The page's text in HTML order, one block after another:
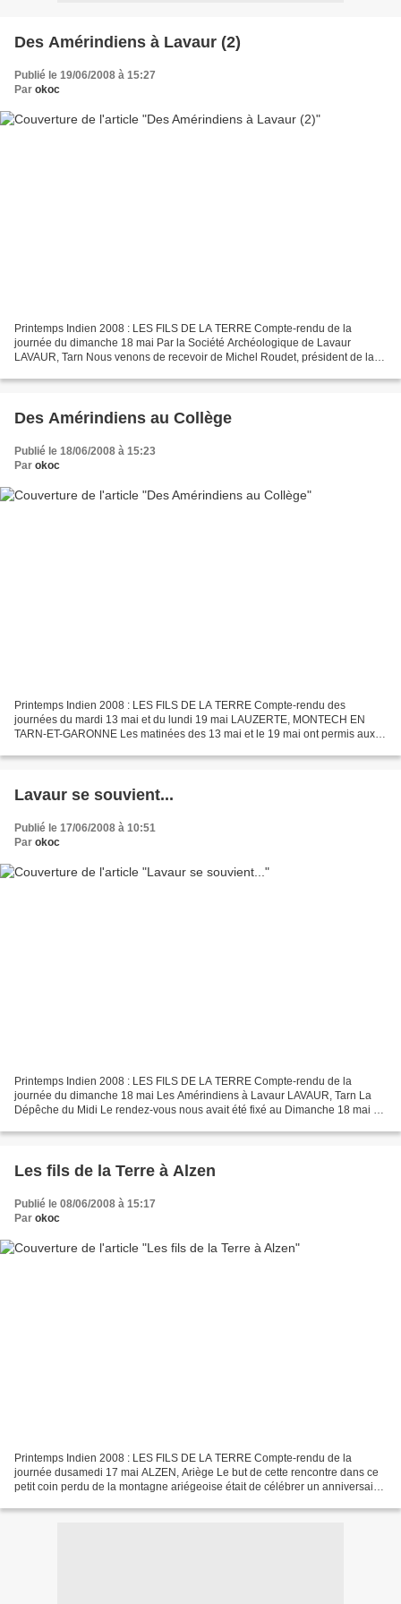
Des Amérindiens à Lavaur (2)
Publié le 19/06/2008 à 15:27
Par okoc
Printemps Indien 2008 : LES FILS DE LA TERRE Compte-rendu de la
journée du dimanche 18 mai Par la Société Archéologique de Lavaur
LAVAUR, Tarn Nous venons de recevoir de Michel Roudet, président de la
Des Amérindiens au Collège
Publié le 18/06/2008 à 15:23
Par okoc
Printemps Indien 2008 : LES FILS DE LA TERRE Compte-rendu des
journées du mardi 13 mai et du lundi 19 mai LAUZERTE, MONTECH EN
TARN-ET-GARONNE Les matinées des 13 mai et le 19 mai ont permis aux
Lavaur se souvient...
Publié le 17/06/2008 à 10:51
Par okoc
Printemps Indien 2008 : LES FILS DE LA TERRE Compte-rendu de la
journée du dimanche 18 mai Les Amérindiens à Lavaur LAVAUR, Tarn La
Dépêche du Midi Le rendez-vous nous avait été fixé au Dimanche 18 mai à
Les fils de la Terre à Alzen
Publié le 08/06/2008 à 15:17
Par okoc
Printemps Indien 2008 : LES FILS DE LA TERRE Compte-rendu de la
journée dusamedi 17 mai ALZEN, Ariège Le but de cette rencontre dans ce
petit coin perdu de la montagne ariégeoise était de célébrer un anniversaire.